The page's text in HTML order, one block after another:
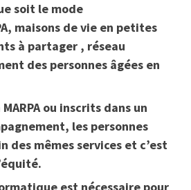
soit le mode
maisons de vie en petites
à partager , réseau
des personnes âgées en
ou inscrits dans un
les personnes
des mêmes services et c’est